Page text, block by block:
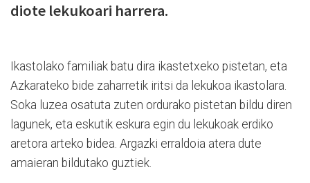
diote lekukoari harrera.
Ikastolako familiak batu dira ikastetxeko pistetan, eta
Azkarateko bide zaharretik iritsi da lekukoa ikastolara.
Soka luzea osatuta zuten ordurako pistetan bildu diren
lagunek, eta eskutik eskura egin du lekukoak erdiko
aretora arteko bidea. Argazki erraldoia atera dute
amaieran bildutako guztiek.